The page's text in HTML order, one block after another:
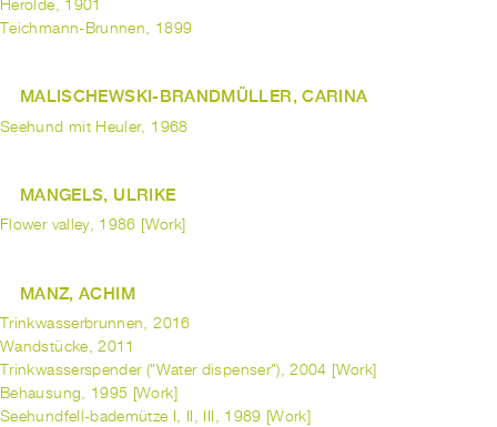
Herolde, 1901
Teichmann-Brunnen, 1899
MALISCHEWSKI-BRANDMÜLLER, CARINA
Seehund mit Heuler, 1968
MANGELS, ULRIKE
Flower valley, 1986 [Work]
MANZ, ACHIM
Trinkwasserbrunnen, 2016
Wandstücke, 2011
Trinkwasserspender ("Water dispenser"), 2004 [Work]
Behausung, 1995 [Work]
Seehundfell-bademütze I, II, III, 1989 [Work]